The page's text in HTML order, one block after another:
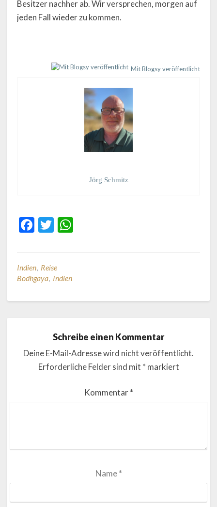
Besitzer nachher ab. Wir versprechen, morgen auf
jeden Fall wieder zu kommen.
Mit Blogsy veröffentlicht
Jörg Schmitz
F
e
b
o
o
T
itt
er
at
p
Indien, Reise
Bodhgaya, Indien
Schreibe einen Kommentar
Deine E-Mail-Adresse wird nicht veröffentlicht.
Erforderliche Felder sind mit * markiert
Kommentar*
Name*